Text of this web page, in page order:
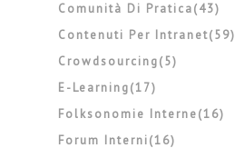
Comunità Di Pratica(43)
Contenuti Per Intranet(59)
Crowdsourcing(5)
E-Learning(17)
Folksonomie Interne(16)
Forum Interni(16)